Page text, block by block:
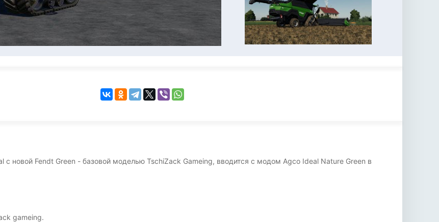
новой Fendt Green - базовой моделью TschiZack Gameing, вводится с модом Agco Ideal Nature Green в
gameing.